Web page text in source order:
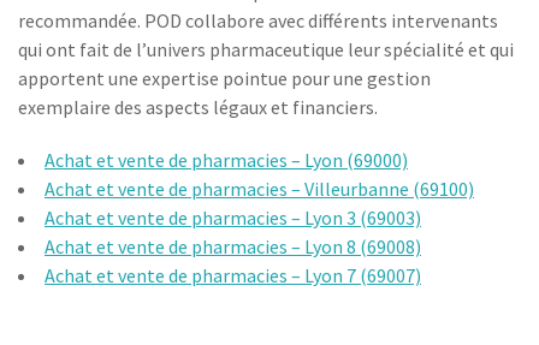
recommandée. POD collabore avec différents intervenants
qui ont fait de l’univers pharmaceutique leur spécialité et qui
apportent une expertise pointue pour une gestion
exemplaire des aspects légaux et financiers.
Achat et vente de pharmacies – Lyon (69000)
Achat et vente de pharmacies – Villeurbanne (69100)
Achat et vente de pharmacies – Lyon 3 (69003)
Achat et vente de pharmacies – Lyon 8 (69008)
Achat et vente de pharmacies – Lyon 7 (69007)